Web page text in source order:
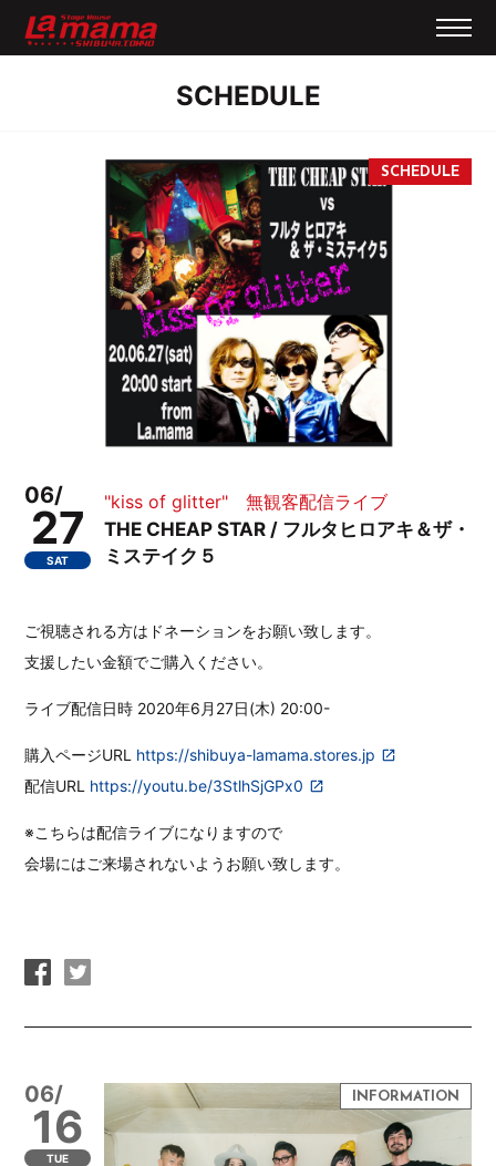
SCHEDULE
06/
27
SAT
"kiss of glitter" 無観客配信ライブ
THE CHEAP STAR / フルタヒロアキ＆ザ・
ミステイク５
ご視聴される方はドネーションをお願い致します。
支援したい金額でご購入ください。
ライブ配信日時 2020年6月27日(木) 20:00-
購入ページURL https://shibuya-lamama.stores.jp
配信URL https://youtu.be/3StlhSjGPx0
※こちらは配信ライブになりますので
会場にはご来場されないようお願い致します。
06/
16
TUE